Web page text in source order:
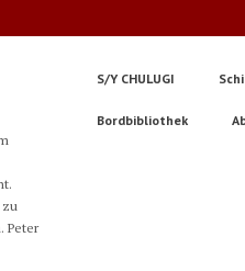
zu
Peter
S/Y CHULUGI
Bordbibliothek